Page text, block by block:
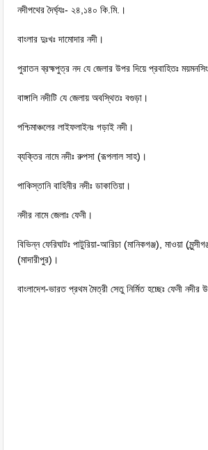
নদীপথের দৈর্ঘ্যঃ- ২৪,১৪০ কি.মি.।
বাংলার দুঃখঃ দামোদার নদী।
পুরাতন ব্রহ্মপুত্র নদ যে জেলার উপর দিয়ে প্রবাহিতঃ
বাঙ্গালি নদীটি যে জেলায় অবস্থিতঃ বগুড়া।
পশ্চিমাঞ্চলের লাইফলাইনঃ গড়াই নদী।
ব্যক্তির নামে নদীঃ রুপসা (রূপলাল সাহ)।
পাকিস্তানি বাহিনীর নদীঃ ডাকাতিয়া।
নদীর নামে জেলাঃ ফেনী।
বিভিন্ন ফেরিঘাটঃ পাটুরিয়া-আরিচা (মানিকগঞ্জ), মাওয়া
(মাদারীপুর)।
বাংলাদেশ-ভারত প্রথম মৈত্রী সেতু নির্মিত হচ্ছেঃ ফেনী নদীর